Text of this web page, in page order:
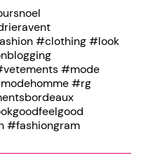
#clothing #look
#mode
#rg
#fashiongram